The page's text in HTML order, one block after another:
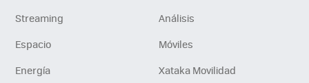
Streaming
Análisis
Espacio
Móviles
Energía
Xataka Movilidad